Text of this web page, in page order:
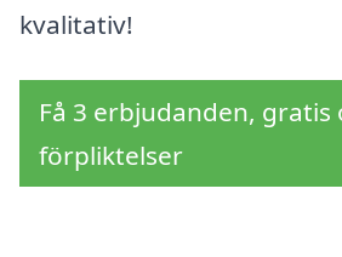
kvalitativ!
Få 3 erbjudanden, gratis
förpliktelser